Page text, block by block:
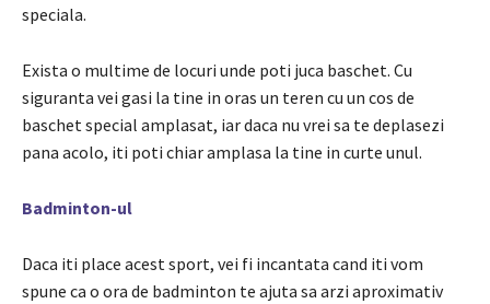
speciala.
Exista o multime de locuri unde poti juca baschet. Cu
siguranta vei gasi la tine in oras un teren cu un cos de
baschet special amplasat, iar daca nu vrei sa te deplasezi
pana acolo, iti poti chiar amplasa la tine in curte unul.
Badminton-ul
Daca iti place acest sport, vei fi incantata cand iti vom
spune ca o ora de badminton te ajuta sa arzi aproximativ